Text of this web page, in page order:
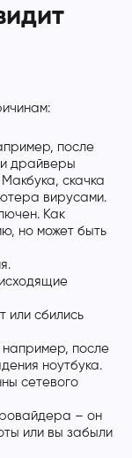
после
драйверы
скачка
вирусами.
Как
но может быть
или сбились
после
ноутбука.
сетевого
– он
или вы забыли